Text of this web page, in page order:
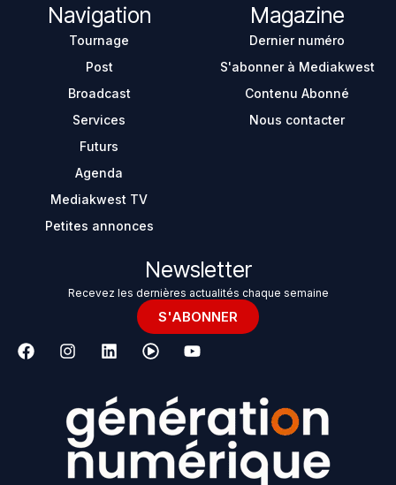
Navigation
Tournage
Post
Broadcast
Services
Futurs
Agenda
Mediakwest TV
Petites annonces
Magazine
Dernier numéro
S'abonner à Mediakwest
Contenu Abonné
Nous contacter
Newsletter
Recevez les dernières actualités chaque semaine
S'ABONNER